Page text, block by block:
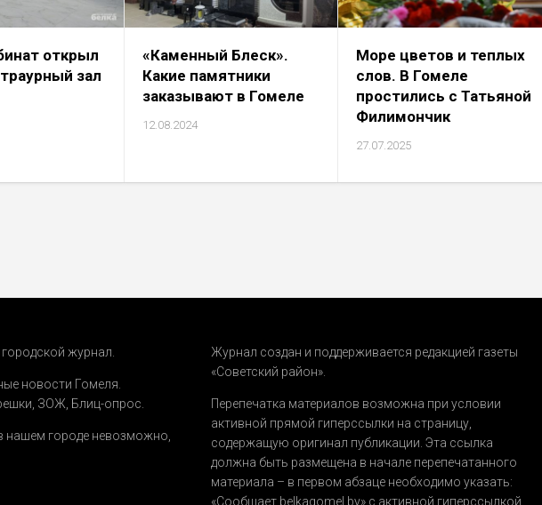
открыл
зал
«Каменный Блеск».
Какие памятники
заказывают в Гомеле
12.08.2024
Море цветов и теплых
слов. В Гомеле
простились с Татьяной
Филимончик
27.07.2025
журнал.
новости Гомеля.
ЗОЖ Блиц-опрос
нашем городе невозможно,
Журнал создан и поддерживается редакцией газеты
«Советский район».
Перепечатка материалов возможна при условии
активной прямой гиперссылки на страницу,
содержащую оригинал публикации. Эта ссылка
должна быть размещена в начале перепечатанного
материала – в первом абзаце необходимо указать:
«Сообщает belkagomel.by»с активной гиперссылкой